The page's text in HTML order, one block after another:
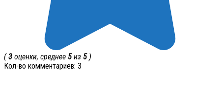
( 3 оценки, среднее 5из 5)
Кол-во комментариев: 3